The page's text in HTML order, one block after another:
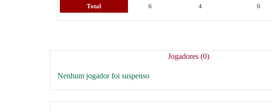
Total
6 4 0
Jogadores (0)
Nenhum jogador foi suspenso